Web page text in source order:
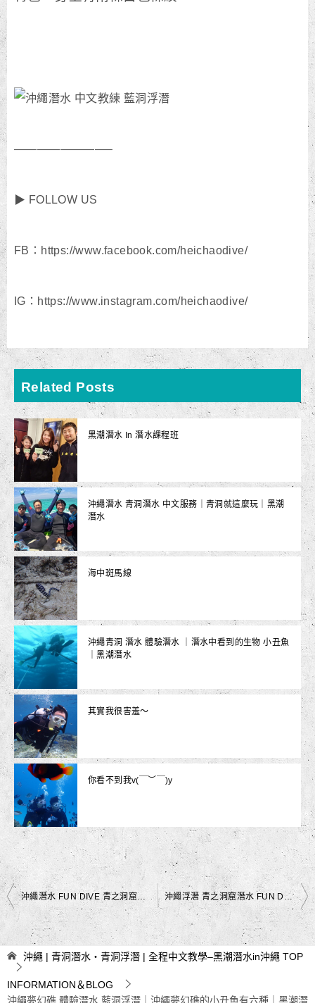
————————–
▶ FOLLOW US
FB：https://www.facebook.com/heichaodive/
IG：https://www.instagram.com/heichaodive/
Related Posts
黑潮潛水 In 潛水課程班
沖繩潛水 青洞潛水 中文服務｜青洞就這麼玩｜黑潮
潛水
海中斑馬線
沖繩青洞 潛水 體驗潛水 ｜潛水中看到的生物 小丑魚
｜黑潮潛水
其實我很害羞～
你看不到我v(￣︶￣)y
文
章
導
覽
沖繩潛水 FUN DIVE 青之洞窟浮潛｜潛水教練讓人很放心｜黑潮潛水 沖繩浮潛 青之洞窟潛水 FUN DIVE｜清澈的沖繩大海｜黑潮潛水
沖繩 | 青洞潛水・青洞浮潛 | 全程中文教學–黑潮潛水in沖繩 TOP
INFORMATION＆BLOG
沖繩夢幻礁 體驗潛水 藍洞浮潛｜沖繩夢幻礁的小丑魚有六種｜黑潮潛